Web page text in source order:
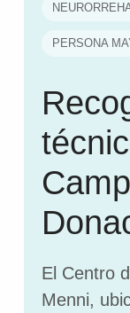
PERSONA
El Centro
Menni,